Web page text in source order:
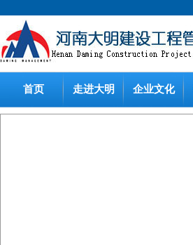
首页 走进大明 企业文化